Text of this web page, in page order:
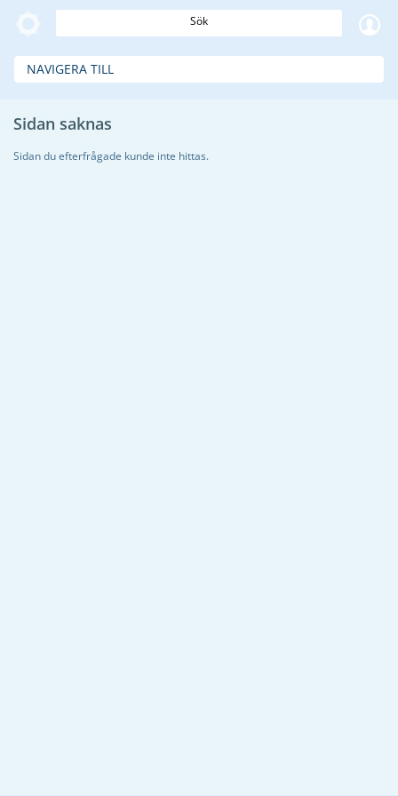
Sök
NAVIGERA TILL
Sidan saknas
Sidan du efterfrågade kunde inte hittas.